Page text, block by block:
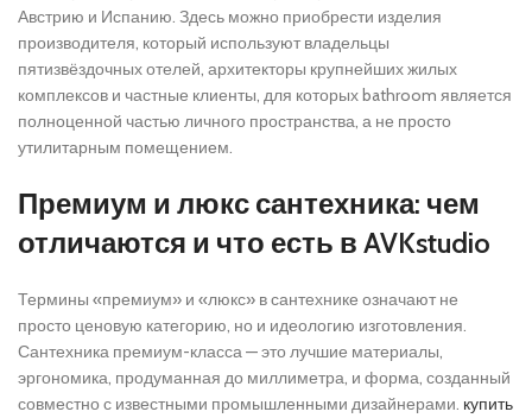
Австрию и Испанию. Здесь можно приобрести изделия
производителя, который используют владельцы
пятизвёздочных отелей, архитекторы крупнейших жилых
комплексов и частные клиенты, для которых bathroom является
полноценной частью личного пространства, а не просто
утилитарным помещением.
Премиум и люкс сантехника: чем
отличаются и что есть в AVKstudio
Термины «премиум» и «люкс» в сантехнике означают не
просто ценовую категорию, но и идеологию изготовления.
Сантехника премиум-класса — это лучшие материалы,
эргономика, продуманная до миллиметра, и форма, созданный
совместно с известными промышленными дизайнерами. купить